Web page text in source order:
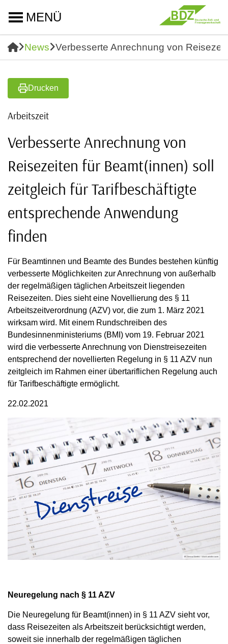
MENÜ
News Verbesserte Anrechnung von
Drucken
Arbeitszeit
Verbesserte Anrechnung von
Reisezeiten für Beamt(innen) soll
zeitgleich für Tarifbeschäftigte
entsprechende Anwendung
finden
Für Beamtinnen und Beamte des Bundes bestehen künftig
verbesserte Möglichkeiten zur Anrechnung von außerhalb
der regelmäßigen täglichen Arbeitszeit liegenden
Reisezeiten. Dies sieht eine Novellierung des § 11
Arbeitszeitverordnung (AZV) vor, die zum 1. März 2021
wirksam wird. Mit einem Rundschreiben des
Bundesinnenministeriums (BMI) vom 19. Februar 2021
wird die verbesserte Anrechnung von Dienstreisezeiten
entsprechend der novellierten Regelung in § 11 AZV nun
zeitgleich im Rahmen einer übertariflichen Regelung auch
für Tarifbeschäftigte ermöglicht.
22.02.2021
Neuregelung nach § 11 AZV
Die Neuregelung für Beamt(innen) in § 11 AZV sieht vor,
dass Reisezeiten als Arbeitszeit berücksichtigt werden,
soweit sie innerhalb der regelmäßigen täglichen